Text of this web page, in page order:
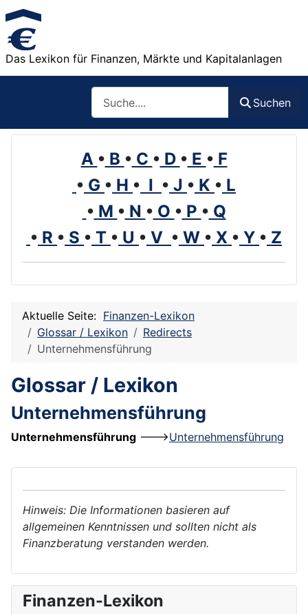
Das Lexikon für Finanzen, Märkte und Kapitalanlagen
Suchen
A • B • C • D • E • F
• G • H • I • J • K • L
• M • N • O • P • Q
• R • S • T • U • V • W • X • Y • Z
Aktuelle Seite: Finanzen-Lexikon
Glossar / Lexikon
Redirects
Unternehmensführung
Glossar / Lexikon
Unternehmensführung
Unternehmensführung --->Unternehmensführung
Hinweis: Die Informationen basieren auf
allgemeinen Kenntnissen und sollten nicht als
Finanzberatung verstanden werden.
Finanzen-Lexikon